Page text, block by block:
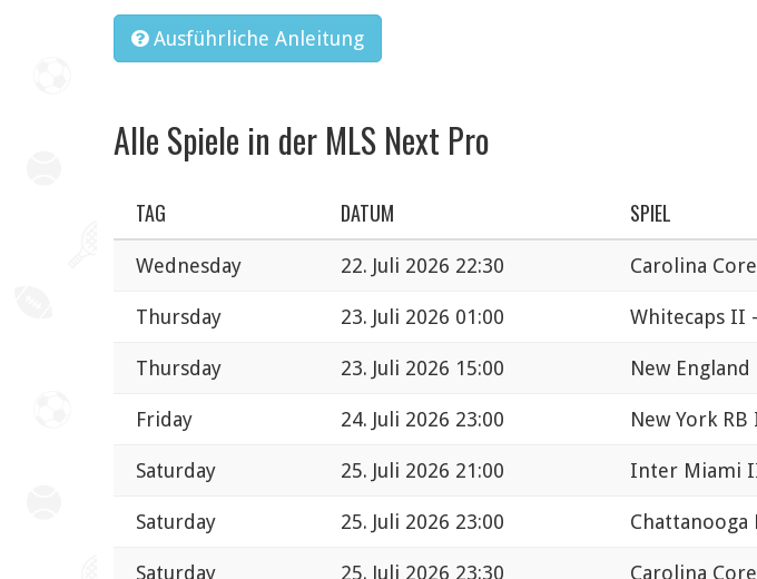
Ausführliche Anleitung
Alle Spiele in der MLS Next Pro
TAG DATUM SPIEL
Wednesday 22. Juli 2026 22:30 Carolina
Thursday 23. Juli 2026 01:00 Whitecaps II
Thursday 23. Juli 2026 15:00 New
Friday 24. Juli 2026 23:00 New York
Saturday 25. Juli 2026 21:00 Inter Miami
Saturday 25. Juli 2026 23:00 Chattanooga
Saturday 25. Juli 2026 23:30 Carolina